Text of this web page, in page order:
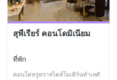
พร้อมบริการ Wi-fi ที่มาสามารถเข้า
ถึงได้ในทุกห้องพัก
สุพีเรียร์ คอนโดมิเนียม
ที่พัก
คอนโดหรูหราสไตล์โมเดิร์นทำเลศั